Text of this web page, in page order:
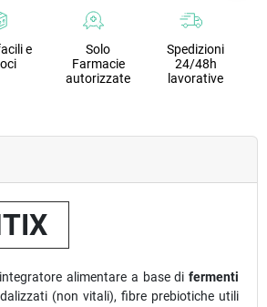
e
Solo
Farmacie
autorizzate
Spedizioni
24/48h
lavorative
alimentare a base di fermenti
(non vitali), fibre prebiotiche utili